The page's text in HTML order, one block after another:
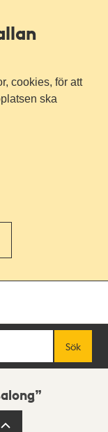
cookies, för att
ska
Sök